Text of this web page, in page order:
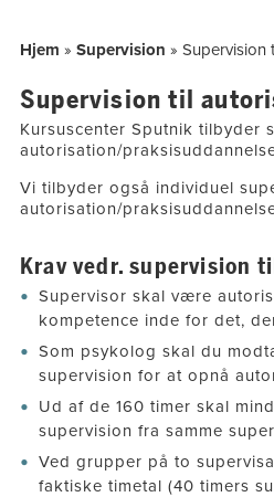
Hjem » Supervision » Supervision
Supervision til
Kursuscenter Sputnik tilbyder
autorisation/
Vi tilbyder også individuel
autorisation/
Krav vedr. supervision
Supervisor skal være
kompetence inde for det,
Som psykolog skal du
supervision for at opnå
Ud af de 160 timer skal
supervision fra samme
Ved grupper på to
faktiske timetal (40 timers